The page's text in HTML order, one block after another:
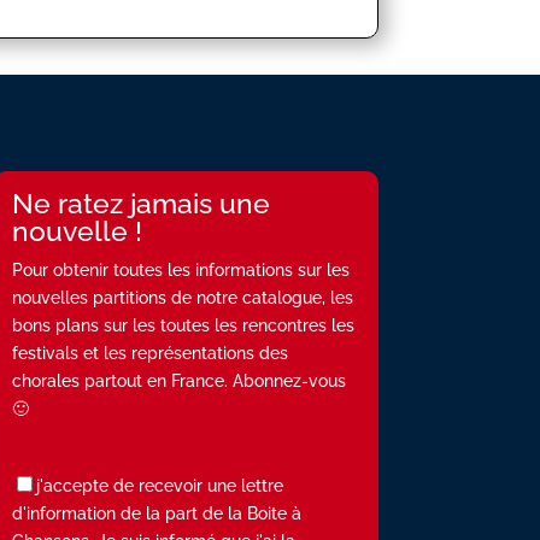
Ne ratez jamais une
nouvelle !
Pour obtenir toutes les informations sur les
nouvelles partitions de notre catalogue, les
bons plans sur les toutes les rencontres les
festivals et les représentations des
chorales partout en France. Abonnez-vous
🙂
j'accepte de recevoir une lettre
d'information de la part de la Boite à